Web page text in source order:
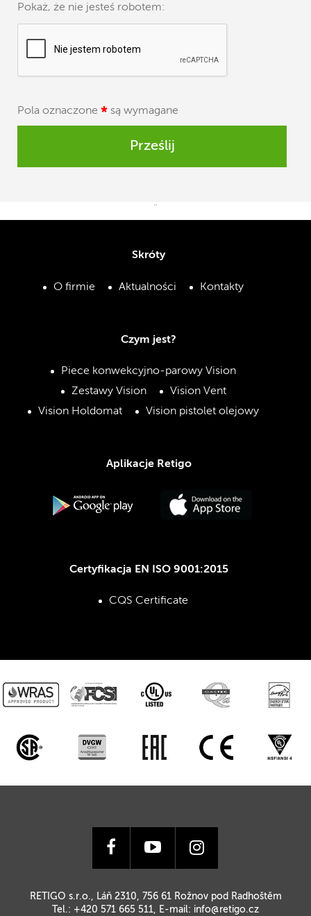
Pokaż, że nie jesteś robotem:
Pola oznaczone * są wymagane
Prześlij
Skróty
O firmie Aktualności Kontakty
Czym jest?
Piece konwekcyjno-parowy Vision
Zestawy Vision
Vision Vent
Vision Holdomat
Vision pistolet olejowy
Aplikacje Retigo
Certyfikacja EN ISO 9001:2015
CQS Certificate
RETIGO s.r.o., Láň 2310, 756 61 Rožnov pod Radhoštěm
Tel.: +420 571 665 511, E-mail: info@retigo.cz